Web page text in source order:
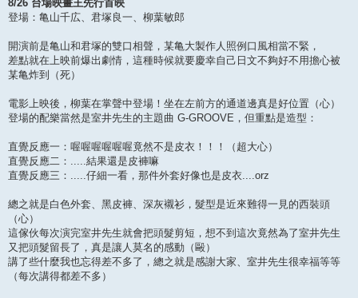
8/26 台場映畫王先行首映
登場：亀山千広、君塚良一、柳葉敏郎
開演前是亀山和君塚的雙口相聲，某亀大製作人照例口風相當不緊，
差點就在上映前爆出劇情，這種時候就要慶幸自己日文不夠好不用擔心被
某亀炸到（死）
電影上映後，柳葉在掌聲中登場！坐在左前方的通道邊真是好位置（心）
登場的配樂當然是室井先生的主題曲 G-GROOVE，但重點是造型：
直覺反應一：喔喔喔喔喔喔竟然不是皮衣！！！（超大心）
直覺反應二：.....結果還是皮褲嘛
直覺反應三：.....仔細一看，那件外套好像也是皮衣....orz
總之就是白色外套、黑皮褲、深灰襯衫，髮型是近來難得一見的西裝頭
（心）
這傢伙每次演完室井先生就會把頭髮剪短，想不到這次竟然為了室井先生
又把頭髮留長了，真是讓人莫名的感動（毆）
講了些什麼我也忘得差不多了，總之就是感謝大家、室井先生很幸福等等
（每次講得都差不多）